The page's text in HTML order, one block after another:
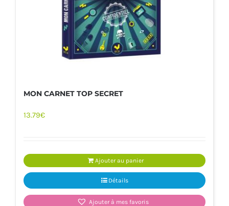
MON CARNET TOP SECRET
13.79€
Ajouter au panier
Détails
Ajouter à mes favoris